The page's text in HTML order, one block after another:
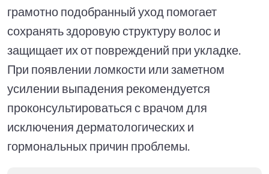
грамотно подобранный уход помогает
сохранять здоровую структуру волос и
защищает их от повреждений при укладке.
При появлении ломкости или заметном
усилении выпадения рекомендуется
проконсультироваться с врачом для
исключения дерматологических и
гормональных причин проблемы.